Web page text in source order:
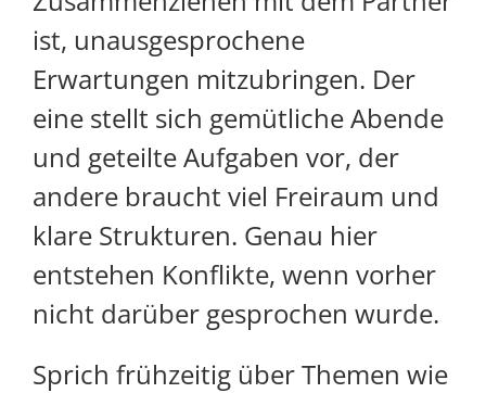
ist, unausgesprochene
Erwartungen mitzubringen. Der
eine stellt sich gemütliche Abende
und geteilte Aufgaben vor, der
andere braucht viel Freiraum und
klare Strukturen. Genau hier
entstehen Konflikte, wenn vorher
nicht darüber gesprochen wurde.
Sprich frühzeitig über Themen wie